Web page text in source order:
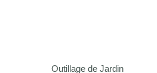
Outillage de Jardin